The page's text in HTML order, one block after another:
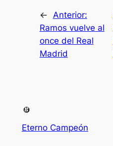
←
Anterior:
Ramos vuelve al
once del Real
Madrid
Eterno Campeón